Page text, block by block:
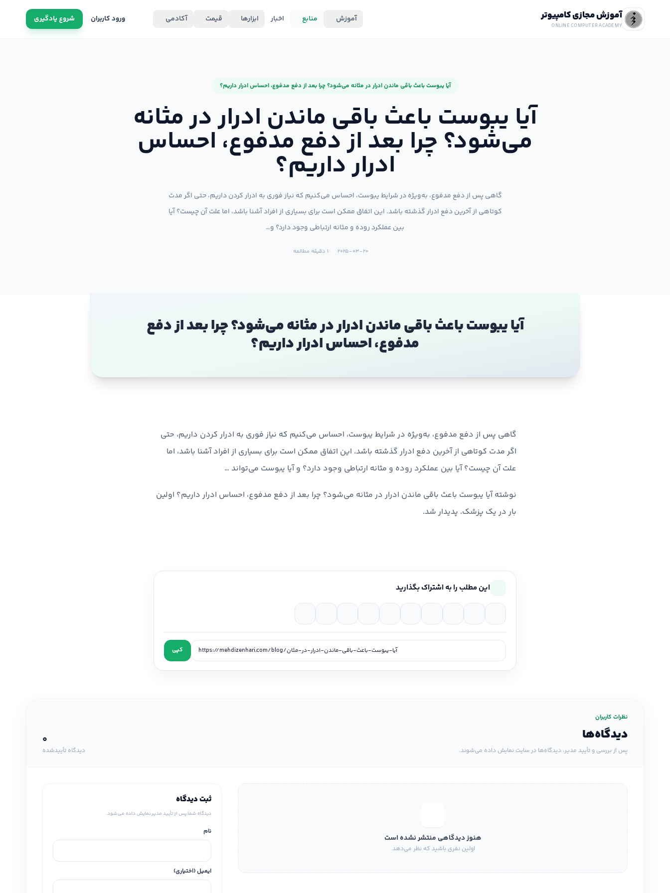
آموزش مجازی کامپیوتر
ONLINE COMPUTER ACADEMY
آموزش منابع اخبار ابزارها قیمت آکادمی ورود کاربران شروع یادگیری
آیا یبوست باعث باقی ماندن ادرار در مثانه می‌شود؟ چرا بعد از دفع مدفوع، احساس ادرار داریم؟
آیا یبوست باعث باقی ماندن ادرار در مثانه
می‌شود؟ چرا بعد از دفع مدفوع، احساس
ادرار داریم؟
گاهی پس از دفع مدفوع، به‌ویژه در شرایط یبوست، احساس می‌کنیم که نیاز فوری به ادرار کردن داریم، حتی اگر مدت
کوتاهی از آخرین دفع ادرار گذشته باشد. این اتفاق ممکن است برای بسیاری از افراد آشنا باشد، اما علت آن چیست؟ آیا
بین عملکرد روده و مثانه ارتباطی وجود دارد؟ و…
2025-03-20 1 دقیقه مطالعه
آیا یبوست باعث باقی ماندن ادرار در مثانه می‌شود؟ چرا بعد از دفع
مدفوع، احساس ادرار داریم؟
گاهی پس از دفع مدفوع، به‌ویژه در شرایط یبوست، احساس می‌کنیم که نیاز فوری به ادرار کردن داریم، حتی
اگر مدت کوتاهی از آخرین دفع ادرار گذشته باشد. این اتفاق ممکن است برای بسیاری از افراد آشنا باشد، اما
علت آن چیست؟ آیا بین عملکرد روده و مثانه ارتباطی وجود دارد؟ و آیا یبوست می‌تواند …
نوشته آیا یبوست باعث باقی ماندن ادرار در مثانه می‌شود؟ چرا بعد از دفع مدفوع، احساس ادرار داریم؟ اولین
بار در یک پزشک. پدیدار شد.
این مطلب را به اشتراک بگذارید
کپی
نظرات کاربران
دیدگاه‌ها
پس از بررسی و تأیید مدیر، دیدگاه‌ها در سایت نمایش داده می‌شوند.
0
دیدگاه تأییدشده
هنوز دیدگاهی منتشر نشده است
اولین نفری باشید که نظر می‌دهد.
ثبت دیدگاه
دیدگاه شما پس از تأیید مدیر نمایش داده می‌شود.
نام
ایمیل (اختیاری)